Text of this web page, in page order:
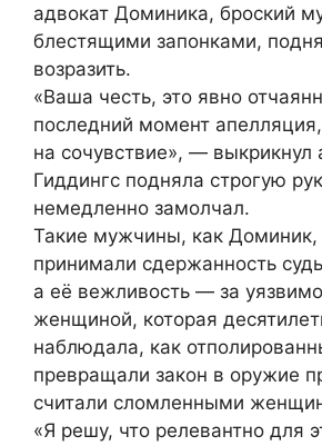
адвокат Доминика, броский
блестящими запонками,
возразить.
«Ваша честь, это явно
последний момент
на сочувствие», — выкрикнул
Гиддингс подняла строгую
немедленно замолчал.
Такие мужчины, как Доминик,
принимали сдержанность
а её вежливость — за
женщиной, которая
наблюдала, как
превращали закон в оружие
считали сломленными
«Я решу, что релевантно для